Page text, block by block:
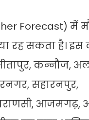
Forecast) में
रह सकता है। इस
कन्नौज,
सहारनपुर,
आजमगढ़,